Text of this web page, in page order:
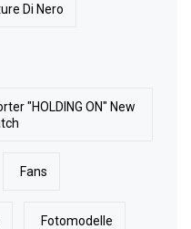
Di Nero
"HOLDING ON" New
Fans
Fotomodelle